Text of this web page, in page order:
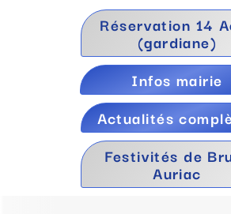
Réservation 14
(gardiane)
Infos mairie
Actualités
Festivités de
Auriac